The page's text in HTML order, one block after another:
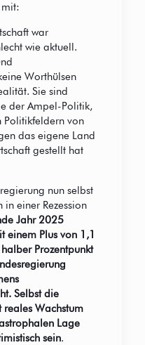
war
wie aktuell.
Worthülsen
Sie sind
der Ampel-Politik,
Politikfeldern von
das eigene Land
gestellt hat
nun selbst
in einer Rezession
Jahr 2025
einem Plus von 1,1
Prozentpunkt
Selbst die
Wachstum
Lage
sein.